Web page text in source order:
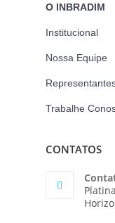
O INBRADIM
Institucional
Nossa Equipe
Trabalhe
CONTATOS